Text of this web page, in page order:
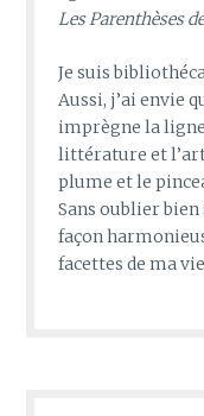
Les Parenthèses
Je suis
Aussi, j’ai envie
imprègne la
littérature et
plume et le
Sans oublier
façon
facettes de ma